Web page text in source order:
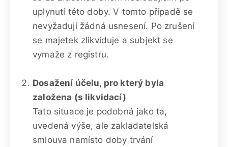
uplynutí této doby. V tomto případě se
nevyžadují žádná usnesení. Po zrušení
se majetek zlikviduje a subjekt se
vymaže z registru.
Dosažení účelu, pro který byla
založena (s likvidací)
Tato situace je podobná jako ta,
uvedená výše, ale zakladatelská
smlouva namísto doby trvání